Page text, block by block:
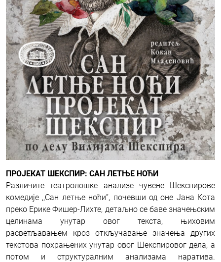
ПРОЈЕКАТ ШЕКСПИР: САН ЛЕТЊЕ НОЋИ
Различите театролошке анализе чувене Шекспирове
комедије ,,Сан летње ноћи’’, почевши од оне Јана Кота
преко Ерике Фишер-Лихте, детаљно се баве значењским
целинама унутар овог текста, њиховим
расветљавањем кроз откључавање значења других
текстова похрањених унутар овог Шекспировог дела, а
потом и структуралним анализама наратива.